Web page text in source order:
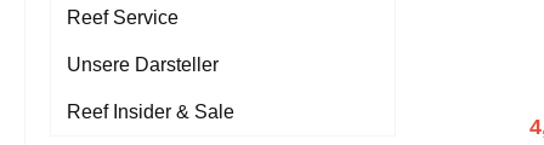
Reef Service
Unsere Darsteller
Reef Insider & Sale